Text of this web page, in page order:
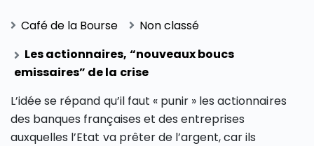
Café de la Bourse
Non classé
Les actionnaires, “nouveaux boucs
emissaires” de la crise
L’idée se répand qu’il faut « punir » les actionnaires
des banques françaises et des entreprises
auxquelles l’Etat va prêter de l’argent, car ils